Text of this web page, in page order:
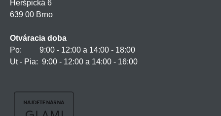
Heršpická 6
639 00 Brno
Otváracia doba
Po: 9:00 - 12:00 a 14:00 - 18:00
Ut - Pia: 9:00 - 12:00 a 14:00 - 16:00